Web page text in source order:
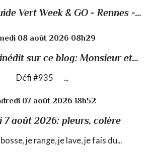
Vert Week & GO - Rennes -...
08 août 2026 08h29
sur ce blog: Monsieur et...
Défi #935 ...
07 août 2026 18h52
7 août 2026: pleurs, colère
je range, je lave, je fais du...